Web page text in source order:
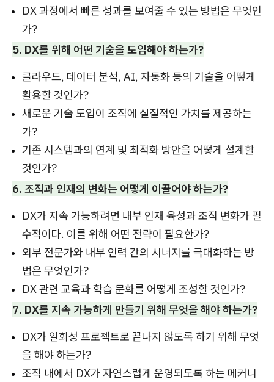
DX 과정에서 빠른 성과를 보여줄 수 있는 방법은 무엇인
가?
5. DX를 위해 어떤 기술을 도입해야 하는가?
클라우드, 데이터 분석, AI, 자동화 등의 기술을 어떻게
활용할 것인가?
새로운 기술 도입이 조직에 실질적인 가치를 제공하는
가?
기존 시스템과의 연계 및 최적화 방안을 어떻게 설계할
것인가?
6. 조직과 인재의 변화는 어떻게 이끌어야 하는가?
DX가 지속 가능하려면 내부 인재 육성과 조직 변화가 필
수적이다. 이를 위해 어떤 전략이 필요한가?
외부 전문가와 내부 인력 간의 시너지를 극대화하는 방
법은 무엇인가?
DX 관련 교육과 학습 문화를 어떻게 조성할 것인가?
7. DX를 지속 가능하게 만들기 위해 무엇을 해야 하는가?
DX가 일회성 프로젝트로 끝나지 않도록 하기 위해 무엇
을 해야 하는가?
조직 내에서 DX가 자연스럽게 운영되도록 하는 메커니